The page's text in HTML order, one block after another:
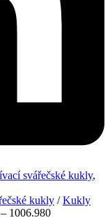
svářečské kukly,
kukly /Kukly
1006.980